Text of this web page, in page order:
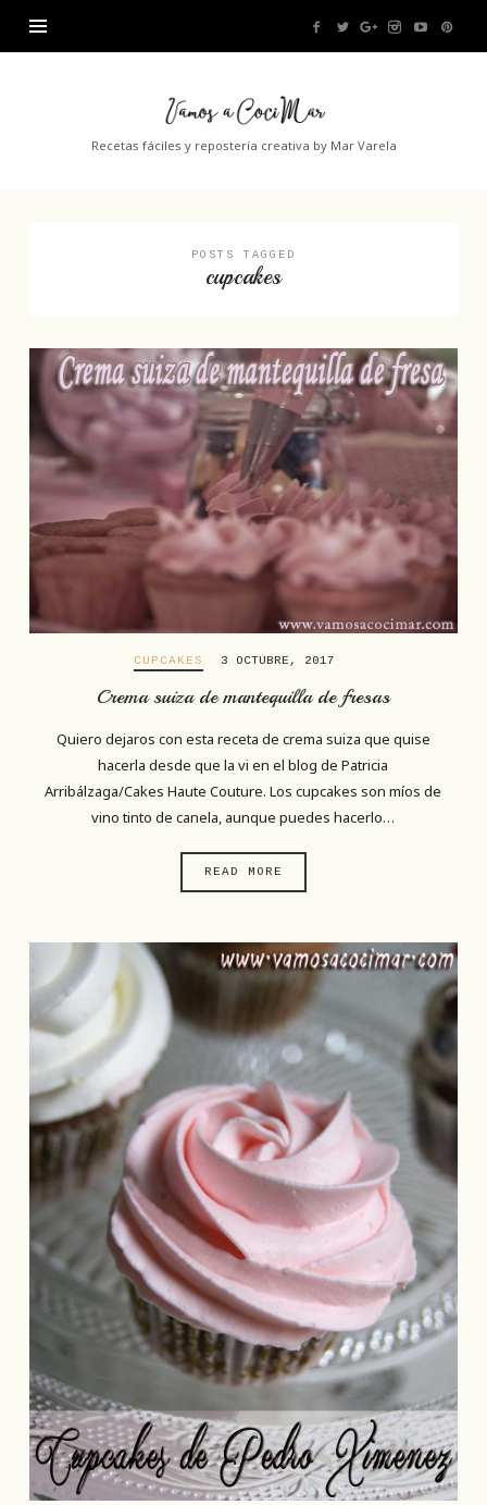
Vamos
CociMar
Recetas fáciles y repostería creativa by Mar Varela
POSTS TAGGED
cupcakes
CUPCAKES 3 OCTUBRE, 2017
Crema suiza de mantequilla de fresas
Quiero dejaros con esta receta de crema suiza que quise
hacerla desde que la vi en el blog de Patricia
Arribálzaga/Cakes Haute Couture. Los cupcakes son míos de
vino tinto de canela, aunque puedes hacerlo…
READ MORE